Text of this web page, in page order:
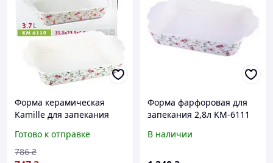
Форма керамическая
Kamille для запекания
Готово к отправке
786 ₴
Форма фарфоровая для
запекания 2,8л KM-6111
В наличии